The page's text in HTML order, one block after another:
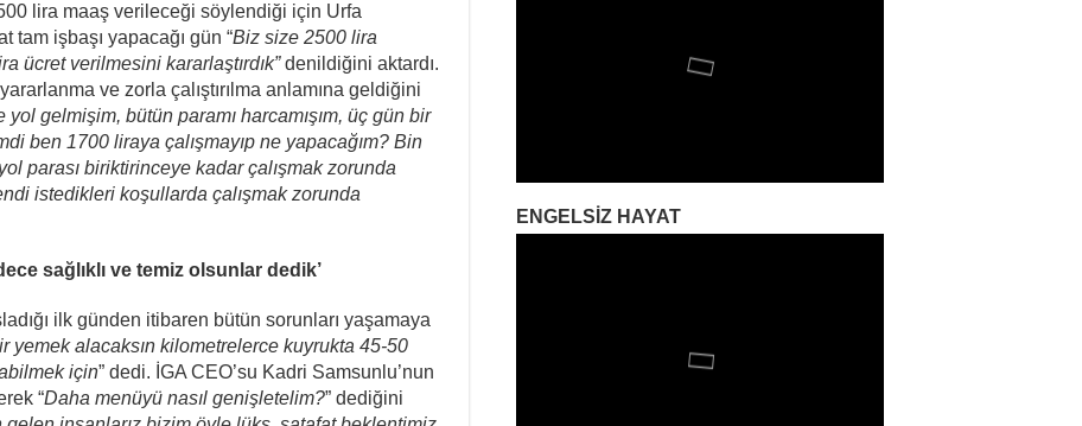
lira maaş verileceği söylendiği için Urfa
tam işbaşı yapacağı gün “Biz size 2500 lira
ücret verilmesini kararlaştırdık”denildiğini aktardı.
ve zorla çalıştırılma anlamına geldiğini
gelmişim, bütün paramı harcamışım, üç gün bir
ben 1700 liraya çalışmayıp ne yapacağım? Bin
parası biriktirinceye kadar çalışmak zorunda
istedikleri koşullarda çalışmak zorunda
sağlıklı ve temiz olsunlar dedik’
ilk günden itibaren bütün sorunları yaşamaya
yemek alacaksın kilometrelerce kuyrukta 45-50
için” dedi. İGA CEO’su Kadri Samsunlu’nun
“Daha menüyü nasıl genişletelim?” dediğini
ENGELSIZ HAYAT